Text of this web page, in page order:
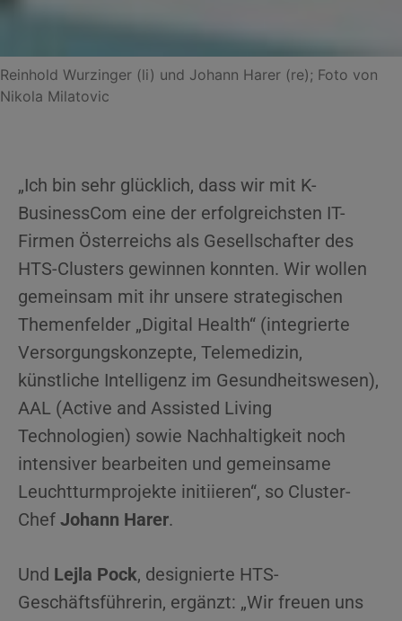
Reinhold Wurzinger (li) und Johann Harer (re); Foto von
Nikola Milatovic
„Ich bin sehr glücklich, dass wir mit K-
BusinessCom eine der erfolgreichsten IT-
Firmen Österreichs als Gesellschafter des
HTS-Clusters gewinnen konnten. Wir wollen
gemeinsam mit ihr unsere strategischen
Themenfelder „Digital Health“ (integrierte
Versorgungskonzepte, Telemedizin,
künstliche Intelligenz im Gesundheitswesen),
AAL (Active and Assisted Living
Technologien) sowie Nachhaltigkeit noch
intensiver bearbeiten und gemeinsame
Leuchtturmprojekte initiieren“, so Cluster-
Chef Johann Harer.
Und Lejla Pock, designierte HTS-
Geschäftsführerin, ergänzt: „Wir freuen uns